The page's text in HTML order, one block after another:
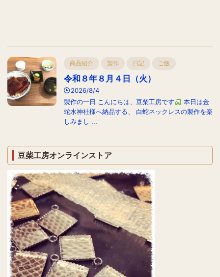
商品紹介 製作 日記 ご飯
令和８年８月４日（火）
2026/8/4
製作の一日 こんにちは、豆柴工房です
本日は金
蛇水神社様へ納品する、 白蛇ネックレスの製作を楽
しみまし ...
豆柴工房オンラインストア